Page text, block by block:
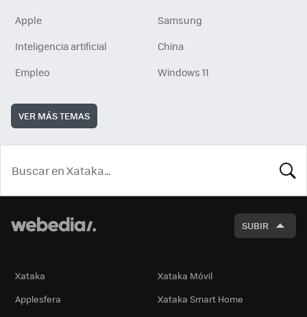
Apple
Samsung
Inteligencia artificial
China
Empleo
Windows 11
VER MÁS TEMAS
SUBIR
Xataka
Xataka Móvil
Applesfera
Xataka Smart Home